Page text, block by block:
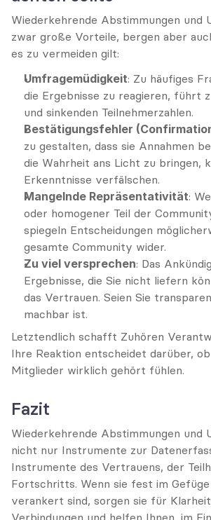
Wiederkehrende Abstimmungen und
zwar große Vorteile, bergen aber
es zu vermeiden gilt:
Umfragemüdigkeit: Zu häufiges
die Ergebnisse zu reagieren, führt
und sinkenden Teilnehmerzahlen.
Bestätigungsfehler
zu gestalten, dass sie Annahmen
die Wahrheit ans Licht zu bringen,
Erkenntnisse verfälschen.
Mangelnde Repräsentativität:
oder homogener Teil der
spiegeln Entscheidungen
gesamte Community wider.
Zu viel versprechen: Das
Ergebnisse, die Sie nicht liefern
das Vertrauen. Seien Sie
machbar ist.
Letztendlich schafft Zuhören
Ihre Reaktion entscheidet darüber,
Mitglieder wirklich gehört fühlen.
Fazit
Wiederkehrende Abstimmungen und
nicht nur Instrumente zur
Instrumente des Vertrauens, der
Fortschritts. Wenn sie fest im
verankert sind, sorgen sie für
Verbindungen und helfen Ihnen, im